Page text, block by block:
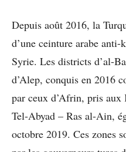
Depuis août 2016, la
d’une ceinture arabe
Syrie. Les districts d’al-
d’Alep, conquis en 2016
par ceux d’Afrin, pris aux
Tel-Abyad – Ras al-Ain,
octobre 2019. Ces zones